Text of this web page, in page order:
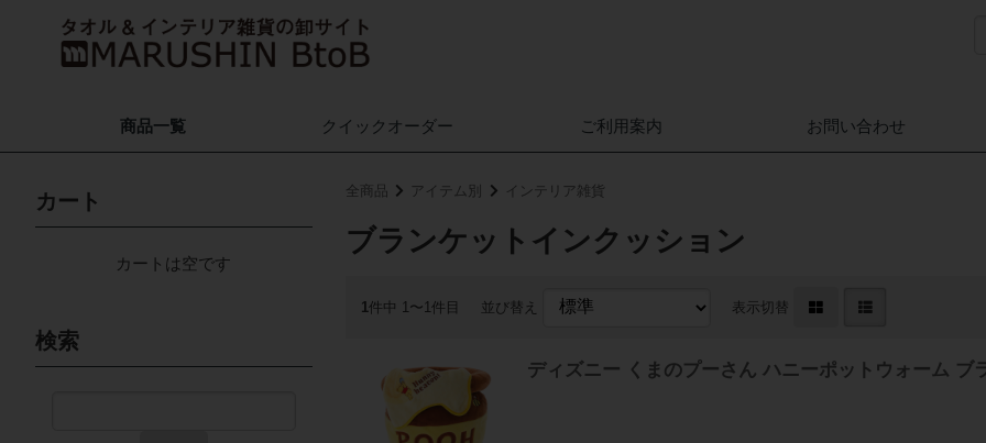
商品一覧 クイック オーダー ご利用案内 お問い合わせ
全商品 アイテム別 インテリア雑貨
ブランケットインクッション
1件中 1〜1件目 並び替え 表示切替
ディズニー くまのプーさん ハニーポットウォーム ブ
カート
カートは空です
検索